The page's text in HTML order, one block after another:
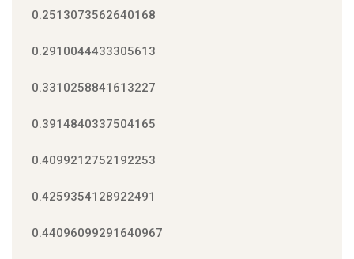
0.2513073562640168
0.2910044433305613
0.3310258841613227
0.3914840337504165
0.4099212752192253
0.4259354128922491
0.44096099291640967